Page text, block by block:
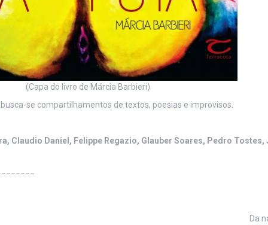
(Capa do livro de Márcia Barbieri)
se compartilhamentos de textos, poesias e improvisos.
Claudio Daniel, Felippe Regazio, Glauber Soares, Pedro Tostes,
Da